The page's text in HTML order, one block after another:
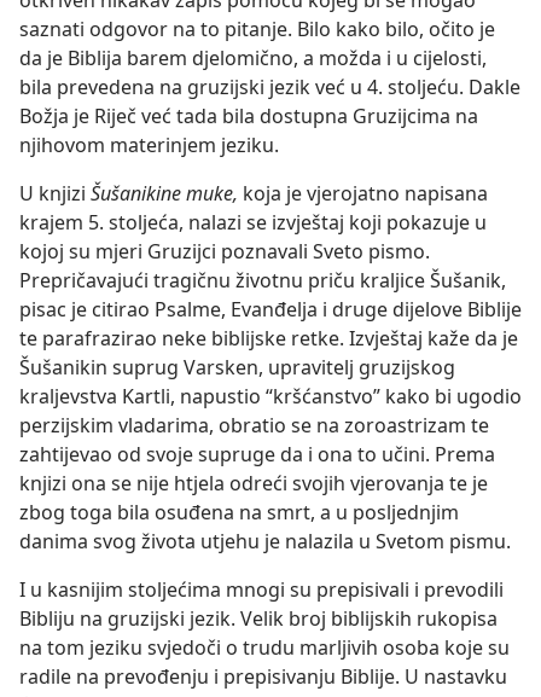
saznati odgovor na to pitanje. Bilo kako bilo, očito je
da je Biblija barem djelomično, a možda i u cijelosti,
bila prevedena na gruzijski jezik već u 4. stoljeću. Dakle
Božja je Riječ već tada bila dostupna Gruzijcima na
njihovom materinjem jeziku.
U knjizi Šušanikine muke, koja je vjerojatno napisana
krajem 5. stoljeća, nalazi se izvještaj koji pokazuje u
kojoj su mjeri Gruzijci poznavali Sveto pismo.
Prepričavajući tragičnu životnu priču kraljice Šušanik,
pisac je citirao Psalme, Evanđelja i druge dijelove Biblije
te parafrazirao neke biblijske retke. Izvještaj kaže da je
Šušanikin suprug Varsken, upravitelj gruzijskog
kraljevstva Kartli, napustio “kršćanstvo” kako bi ugodio
perzijskim vladarima, obratio se na zoroastrizam te
zahtijevao od svoje supruge da i ona to učini. Prema
knjizi ona se nije htjela odreći svojih vjerovanja te je
zbog toga bila osuđena na smrt, a u posljednjim
danima svog života utjehu je nalazila u Svetom pismu.
I u kasnijim stoljećima mnogi su prepisivali i prevodili
Bibliju na gruzijski jezik. Velik broj biblijskih rukopisa
na tom jeziku svjedoči o trudu marljivih osoba koje su
radile na prevođenju i prepisivanju Biblije. U nastavku